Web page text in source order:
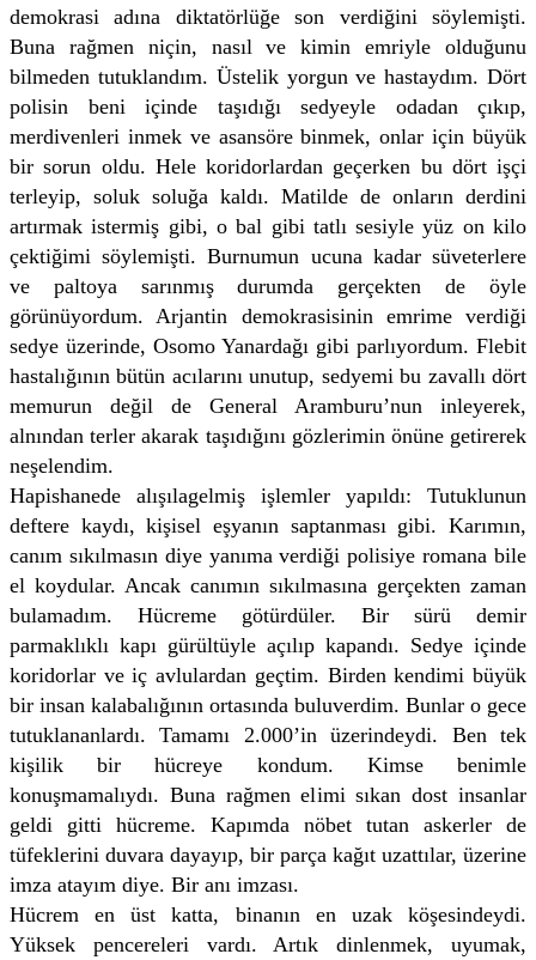
demokrasi adına diktatörlüğe son verdiğini söylemişti.
Buna rağmen niçin, nasıl ve kimin emriyle olduğunu
bilmeden tutuklandım. Üstelik yorgun ve hastaydım. Dört
polisin beni içinde taşıdığı sedyeyle odadan çıkıp,
merdivenleri inmek ve asansöre binmek, onlar için büyük
bir sorun oldu. Hele koridorlardan geçerken bu dört işçi
terleyip, soluk soluğa kaldı. Matilde de onların derdini
artırmak istermiş gibi, o bal gibi tatlı sesiyle yüz on kilo
çektiğimi söylemişti. Burnumun ucuna kadar süveterlere
ve paltoya sarınmış durumda gerçekten de öyle
görünüyordum. Arjantin demokrasisinin emrime verdiği
sedye üzerinde, Osomo Yanardağı gibi parlıyordum. Flebit
hastalığının bütün acılarını unutup, sedyemi bu zavallı dört
memurun değil de General Aramburu’nun inleyerek,
alnından terler akarak taşıdığını gözlerimin önüne getirerek
neşelendim.
Hapishanede alışılagelmiş işlemler yapıldı: Tutuklunun
deftere kaydı, kişisel eşyanın saptanması gibi. Karımın,
canım sıkılmasın diye yanıma verdiği polisiye romana bile
el koydular. Ancak canımın sıkılmasına gerçekten zaman
bulamadım. Hücreme götürdüler. Bir sürü demir
parmaklıklı kapı gürültüyle açılıp kapandı. Sedye içinde
koridorlar ve iç avlulardan geçtim. Birden kendimi büyük
bir insan kalabalığının ortasında buluverdim. Bunlar o gece
tutuklananlardı. Tamamı 2.000’in üzerindeydi. Ben tek
kişilik bir hücreye kondum. Kimse benimle
konuşmamalıydı. Buna rağmen elimi sıkan dost insanlar
geldi gitti hücreme. Kapımda nöbet tutan askerler de
tüfeklerini duvara dayayıp, bir parça kağıt uzattılar, üzerine
imza atayım diye. Bir anı imzası.
Hücrem en üst katta, binanın en uzak köşesindeydi.
Yüksek pencereleri vardı. Artık dinlenmek, uyumak,